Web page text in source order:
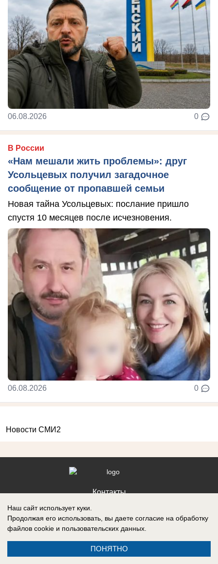
06.08.2026 0
В России
«Нам мешали жить проблемы»: друг
Усольцевых получил загадочное
сообщение от пропавшей семьи
Новая тайна Усольцевых: послание пришло
спустя 10 месяцев после исчезновения.
06.08.2026 0
Новости СМИ2
Контакты
Запись о регистрации СМИ: Эл № ФС77-88610, выдано Федеральной
службой по надзору в сфере связи, информационных технологий и
массовых коммуникаций (Роскомнадзор) 05 ноября 2024 г.
Наш сайт использует куки.
Продолжая его использовать, вы даете согласие на обработку
файлов cookie и пользовательских данных.
ПОНЯТНО